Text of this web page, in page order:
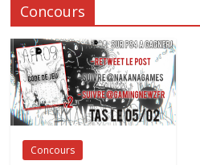
Concours
Concours